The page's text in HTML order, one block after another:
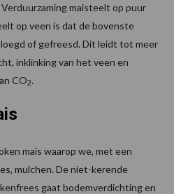
maisteelt op puur
op veen is dat de bovenste
of gefreesd. Dit leidt tot meer
inklinking van het veen en
CO2.
mais waarop we, met een
mulchen. De niet-kerende
gaat bodemverdichting en